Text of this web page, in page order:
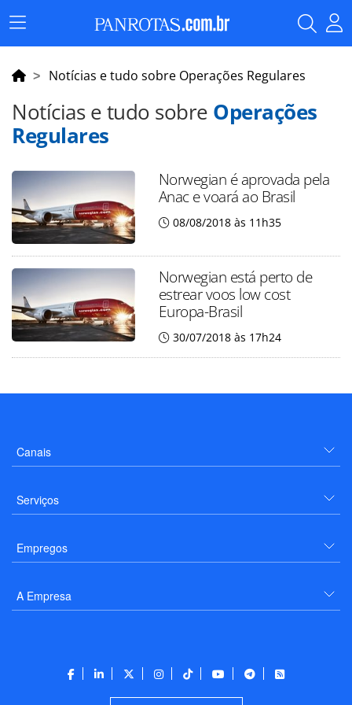
Menu
Principal
Notícias e tudo sobre Operações Regulares
Notícias e tudo sobre Operações
Regulares
Norwegian é aprovada pela
Anac e voará ao Brasil
08/08/2018 às 11h35
Norwegian está perto de
estrear voos low cost
Europa-Brasil
30/07/2018 às 17h24
Canais
Serviços
Empregos
A Empresa